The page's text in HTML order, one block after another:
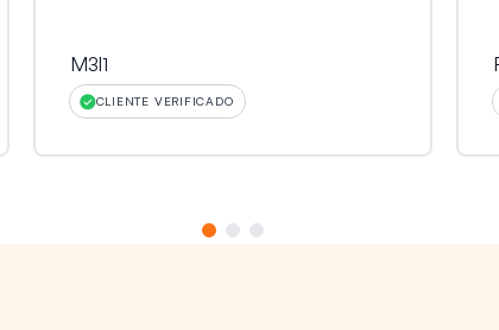
M3l1
CLIENTE VERIFICADO